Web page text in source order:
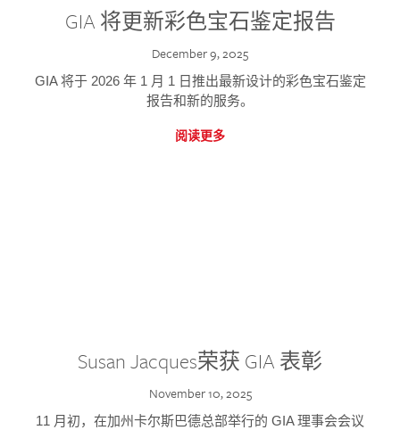
GIA 将更新彩色宝石鉴定报告
December 9, 2025
GIA 将于 2026 年 1 月 1 日推出最新设计的彩色宝石鉴定
报告和新的服务。
阅读更多
Susan Jacques荣获 GIA 表彰
November 10, 2025
11 月初，在加州卡尔斯巴德总部举行的 GIA 理事会会议